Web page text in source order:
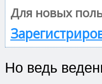
Для новых
Но ведь